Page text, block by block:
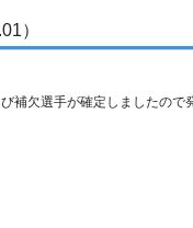
）
補欠選手が確定しましたので